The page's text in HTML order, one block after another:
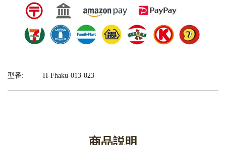
型番: H-Fhaku-013-023
商品説明